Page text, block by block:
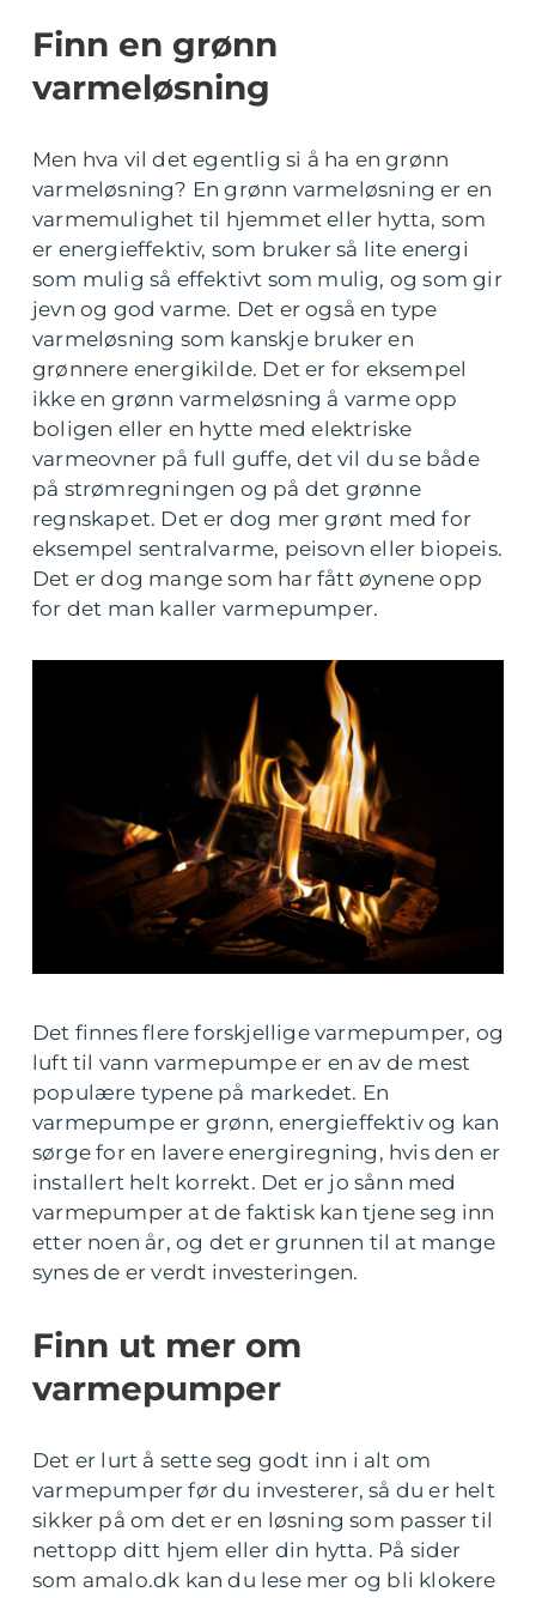
Finn en grønn
varmeløsning
Men hva vil det egentlig si å ha en grønn
varmeløsning? En grønn varmeløsning er en
varmemulighet til hjemmet eller hytta, som
er energieffektiv, som bruker så lite energi
som mulig så effektivt som mulig, og som gir
jevn og god varme. Det er også en type
varmeløsning som kanskje bruker en
grønnere energikilde. Det er for eksempel
ikke en grønn varmeløsning å varme opp
boligen eller en hytte med elektriske
varmeovner på full guffe, det vil du se både
på strømregningen og på det grønne
regnskapet. Det er dog mer grønt med for
eksempel sentralvarme, peisovn eller biopeis.
Det er dog mange som har fått øynene opp
for det man kaller varmepumper.
Det finnes flere forskjellige varmepumper, og
luft til vann varmepumpe er en av de mest
populære typene på markedet. En
varmepumpe er grønn, energieffektiv og kan
sørge for en lavere energiregning, hvis den er
installert helt korrekt. Det er jo sånn med
varmepumper at de faktisk kan tjene seg inn
etter noen år, og det er grunnen til at mange
synes de er verdt investeringen.
Finn ut mer om
varmepumper
Det er lurt å sette seg godt inn i alt om
varmepumper før du investerer, så du er helt
sikker på om det er en løsning som passer til
nettopp ditt hjem eller din hytta. På sider
som amalo.dk kan du lese mer og bli klokere